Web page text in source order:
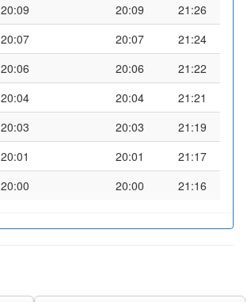
20:09 20:09
21:26
20:07 20:07
21:24
20:06 20:06
21:22
20:04 20:04
21:21
20:03 20:03
21:19
20:01 20:01
21:17
20:00 20:00 21:16